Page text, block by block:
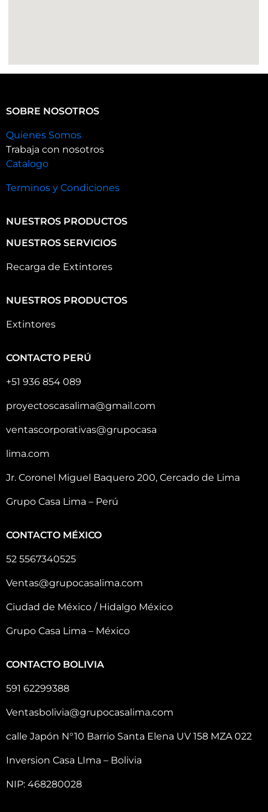
SOBRE NOSOTROS
Quienes Somos
Trabaja con nosotros
Catalogo
Terminos y Condiciones
NUESTROS PRODUCTOS
NUESTROS SERVICIOS
Recarga de Extintores
NUESTROS PRODUCTOS
Extintores
CONTACTO PERÚ
+51 936 854 089
proyectoscasalima@gmail.com
ventascorporativas@grupocasa
lima.com
Jr. Coronel Miguel Baquero 200, Cercado de Lima
Grupo Casa Lima – Perú
CONTACTO MÉXICO
52 5567340525
Ventas@grupocasalima.com
Ciudad de México / Hidalgo México
Grupo Casa Lima – México
CONTACTO BOLIVIA
591 62299388
Ventasbolivia@grupocasalima.com
calle Japón N°10 Barrio Santa Elena UV 158 MZA 022
Inversion Casa LIma – Bolivia
NIP: 468280028